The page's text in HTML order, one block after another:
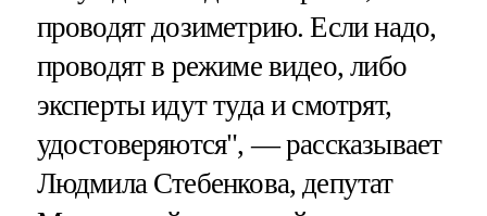
проводят дозиметрию. Если надо,
проводят в режиме видео, либо
эксперты идут туда и смотрят,
удостоверяются", — рассказывает
Людмила Стебенкова, депутат